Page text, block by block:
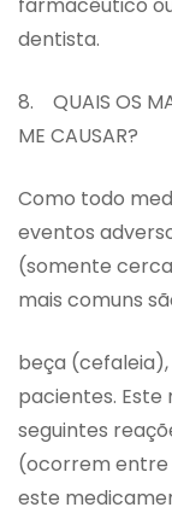
dentista.
8. QUAIS OS
ME CAUSAR?
Como todo
eventos
(somente
mais comuns
beça (cefaleia),
pacientes.
seguintes
(ocorrem entre
este